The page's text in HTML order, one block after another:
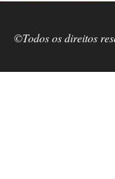
©Todos os direitos